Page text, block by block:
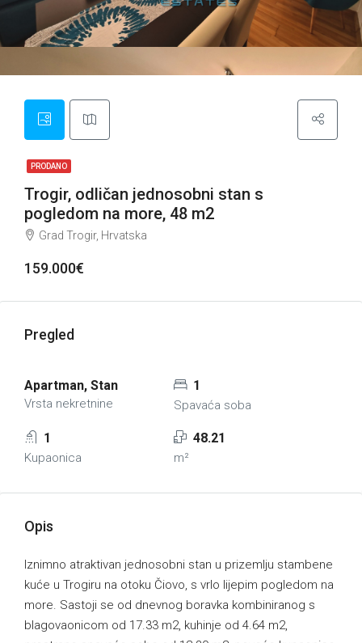
PRODANO
Trogir, odličan jednosobni stan s
pogledom na more, 48 m2
Grad Trogir, Hrvatska
159.000€
Pregled
Apartman, Stan
Vrsta nekretnine
1
Spavaća soba
1
Kupaonica
48.21
m²
Opis
Iznimno atraktivan jednosobni stan u prizemlju stambene
kuće u Trogiru na otoku Čiovo, s vrlo lijepim pogledom na
more. Sastoji se od dnevnog boravka kombiniranog s
blagovaonicom od 17.33 m2, kuhinje od 4.64 m2,